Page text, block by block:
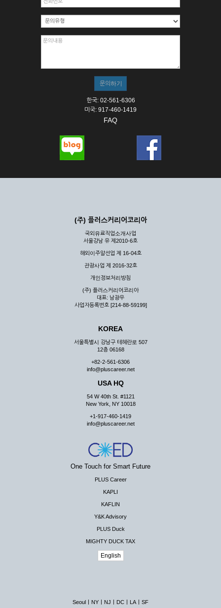
한국: 02-561-6306
미국: 917-460-1419
FAQ
(주) 플러스커리어코리아
국외유료직업소개사업
서울강남 유 제2010-6호
해외이주알선업 제 16-04호
관광사업 제 2016-32호
개인정보처리방침
(주) 플러스커리어코리아
대표: 남광우
사업자등록번호 [214-88-59199]
KOREA
서울특별시 강남구 테헤란로 507
12층 06168
+82-2-561-6306
info@pluscareer.net
USA HQ
54 W 40th St. #1121
New York, NY 10018
+1-917-460-1419
info@pluscareer.net
One Touch for Smart Future
PLUS Career
KAPLI
KAFLIN
Y&K Advisory
PLUS Duck
MIGHTY DUCK TAX
English
Seoul NY NJ DC LA SF